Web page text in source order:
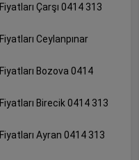
Çarşı 0414 313
Ceylanpınar
Bozova 0414
Birecik 0414 313
Ayran 0414 313